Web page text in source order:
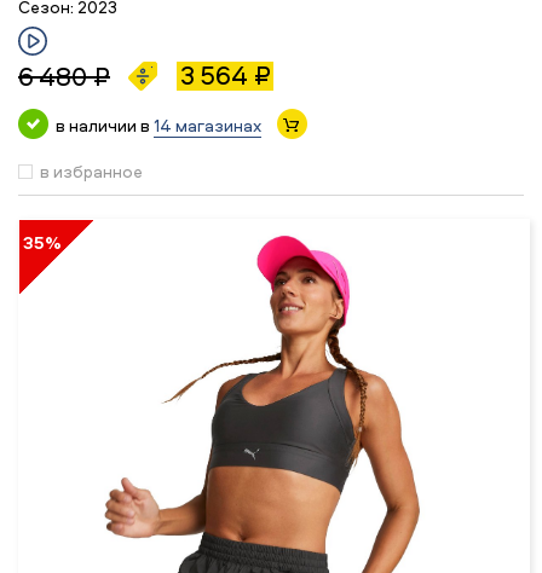
Сезон: 2023
6 480 ₽ 3 564 ₽
в наличии в 14 магазинах
в избранное
35%